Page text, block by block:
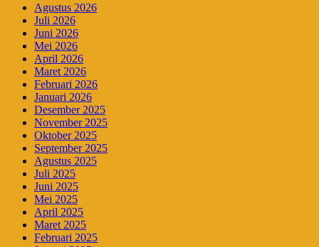
Agustus 2026
Juli 2026
Juni 2026
Mei 2026
April 2026
Maret 2026
Februari 2026
Januari 2026
Desember 2025
November 2025
Oktober 2025
September 2025
Agustus 2025
Juli 2025
Juni 2025
Mei 2025
April 2025
Maret 2025
Februari 2025